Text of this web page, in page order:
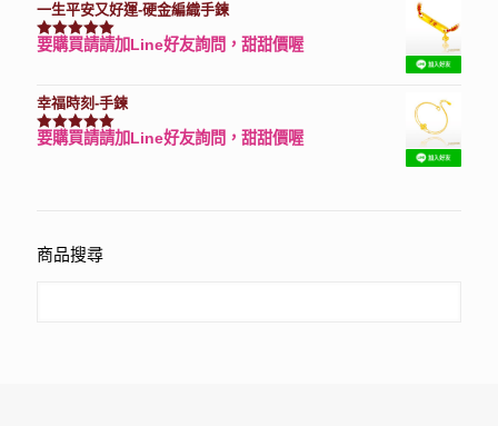
一生平安又好運-硬金編織手鍊
評分7740滿分 5
要購買請請加Line好友詢問，甜甜價喔
幸福時刻-手鍊
評分3150滿分 5
要購買請請加Line好友詢問，甜甜價喔
商品搜尋